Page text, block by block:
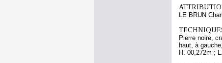
LE BRUN
Pierre noire,
haut, à
H. 00,272m ;